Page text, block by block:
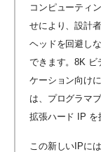
コンピューティ
せにより、設計
ヘッドを回避し
できます。8K ビ
ケーション向け
は、プログラマ
拡張ハード IP を
この新しいIPに